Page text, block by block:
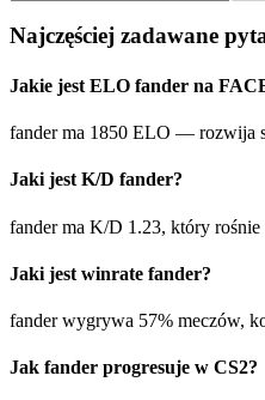
Najczęściej zadawane
Jakie jest ELO fander na
fander ma 1850 ELO — rozwija
Jaki jest K/D fander?
fander ma K/D 1.23, który
Jaki jest winrate fander?
fander wygrywa 57% meczów,
Jak fander progresuje w CS2?